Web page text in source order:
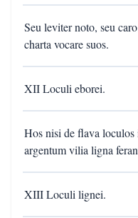
Seu leviter noto, seu
charta vocare suos.
XII Loculi eborei.
Hos nisi de flava loculos
argentum vilia ligna
XIII Loculi lignei.